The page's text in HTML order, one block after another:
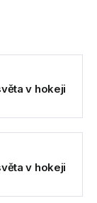
v hokeji
v hokeji